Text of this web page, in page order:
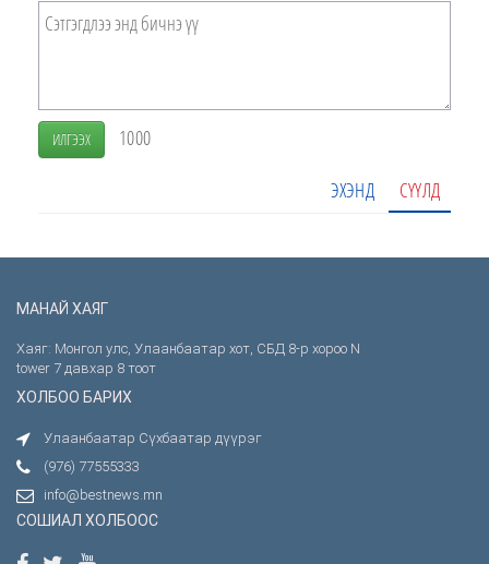
ИЛГЭЭХ 1000
ЭХЭНД СҮҮЛД
МАНАЙ ХАЯГ
Хаяг: Монгол улс, Улаанбаатар хот, СБД 8-р хороо N
tower 7 давхар 8 тоот
ХОЛБОО БАРИХ
Улаанбаатар Сүхбаатар дүүрэг
(976) 77555333
info@bestnews.mn
СОШИАЛ ХОЛБООС